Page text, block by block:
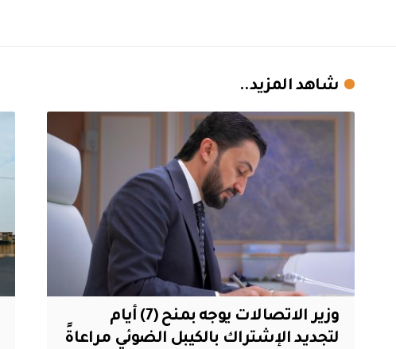
شاهد المزيد..
وزير الاتصالات يوجه بمنح (7) أيام
لتجديد الإشتراك بالكيبل الضوئي مراعاةً